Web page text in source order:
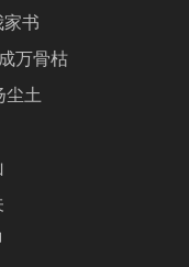
书
万骨枯
尘土